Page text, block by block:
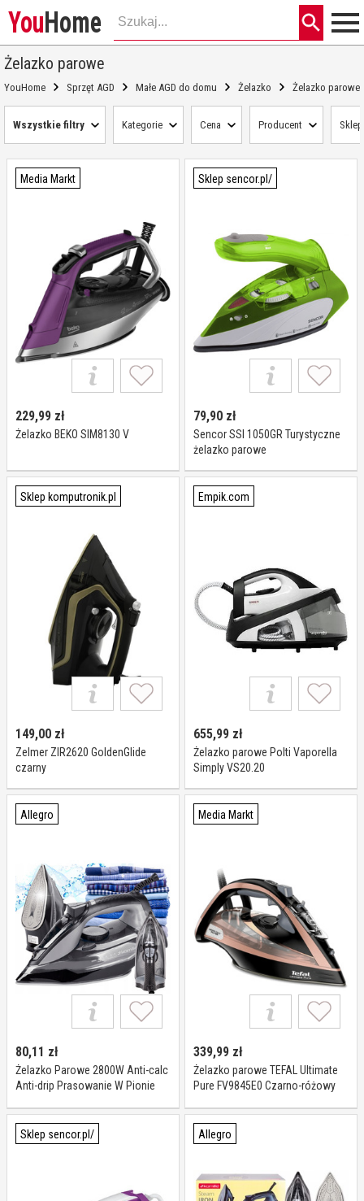
YouHome
Żelazko parowe
YouHome Sprzęt AGD Małe AGD do domu Żelazko Żelazko parowe
Wszystkie filtry Kategorie Cena Producent Sklep
Media Markt
229,99 zł
Żelazko BEKO SIM8130 V
Sklep sencor.pl/
79,90 zł
Sencor SSI 1050GR Turystyczne
żelazko parowe
Sklep komputronik.pl
149,00 zł
Zelmer ZIR2620 GoldenGlide
czarny
Empik.com
655,99 zł
Żelazko parowe Polti Vaporella
Simply VS20.20
Allegro
80,11 zł
Żelazko Parowe 2800W Anti-calc
Anti-drip Prasowanie W Pionie
Media Markt
339,99 zł
Żelazko parowe TEFAL Ultimate
Pure FV9845E0 Czarno-różowy
Sklep sencor.pl/ Allegro